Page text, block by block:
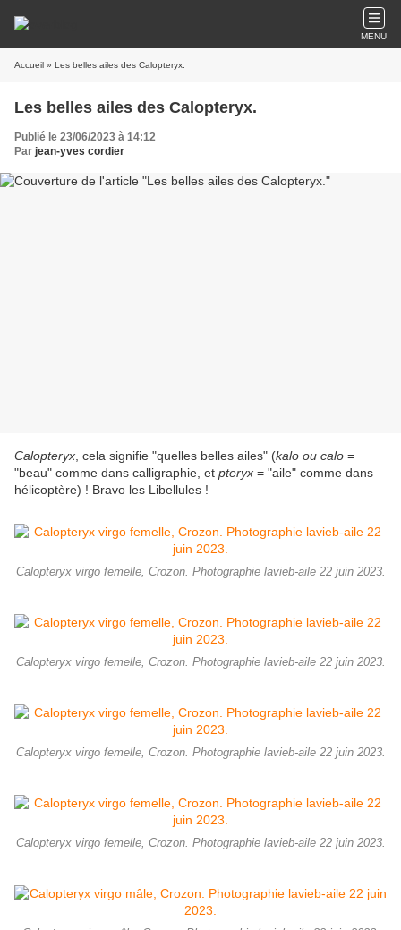
MENU
Accueil » Les belles ailes des Calopteryx.
Les belles ailes des Calopteryx.
Publié le 23/06/2023 à 14:12
Par jean-yves cordier
Calopteryx , cela signifie "quelles belles ailes" (kalo ou calo =
"beau" comme dans calligraphie, et pteryx = "aile" comme dans
hélicoptère) ! Bravo les Libellules !
Calopteryx virgo femelle, Crozon. Photographie lavieb-aile 22 juin 2023.
Calopteryx virgo femelle, Crozon. Photographie lavieb-aile 22 juin 2023.
Calopteryx virgo femelle, Crozon. Photographie lavieb-aile 22 juin 2023.
Calopteryx virgo femelle, Crozon. Photographie lavieb-aile 22 juin 2023.